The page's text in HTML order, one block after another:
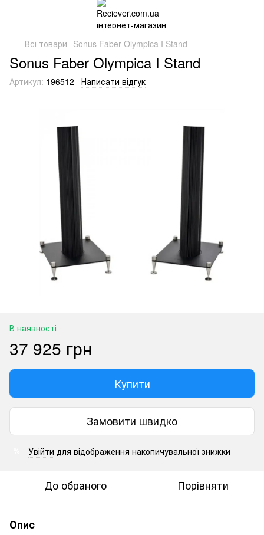
Всі товари Sonus Faber Olympica I Stand
Sonus Faber Olympica I Stand
Артикул: 196512 Написати відгук
В наявності
37 925 грн
Купити
Замовити швидко
Увійти для відображення накопичувальної знижки
До обраного Порівняти
Опис